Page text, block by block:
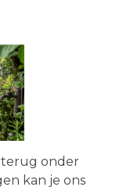
terug onder
kan je ons